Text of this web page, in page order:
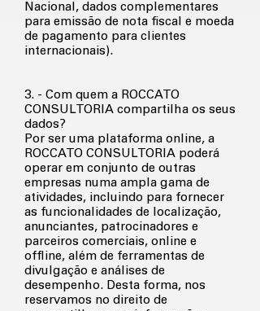
Nacional, dados complementares
para emissão de nota fiscal e moeda
de pagamento para clientes
internacionais).
3. - Com quem a ROCCATO
CONSULTORIA compartilha os seus
dados?
Por ser uma plataforma online, a
ROCCATO CONSULTORIA poderá
operar em conjunto de outras
empresas numa ampla gama de
atividades, incluindo para fornecer
as funcionalidades de localização,
anunciantes, patrocinadores e
parceiros comerciais, online e
offline, além de ferramentas de
divulgação e análises de
desempenho. Desta forma, nos
reservamos no direito de